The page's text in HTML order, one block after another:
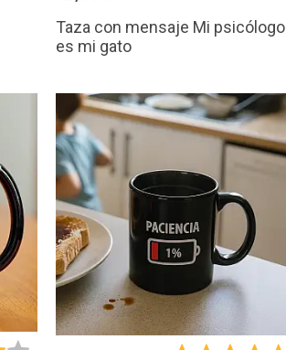
Taza con mensaje Mi psicólogo
es mi gato